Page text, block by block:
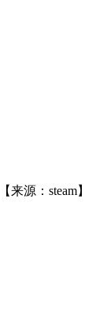
【来源：steam】